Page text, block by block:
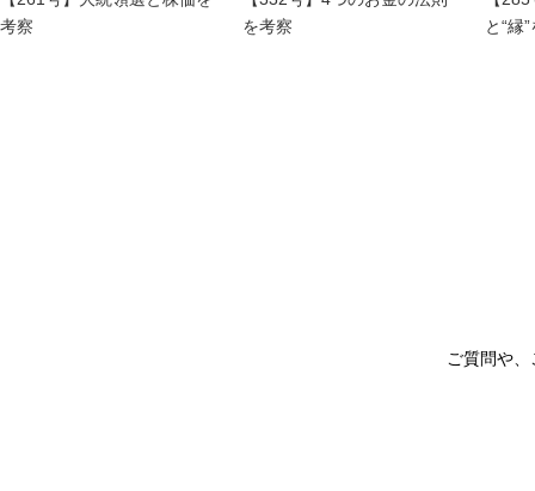
考察
を考察
と“縁
ご質問や